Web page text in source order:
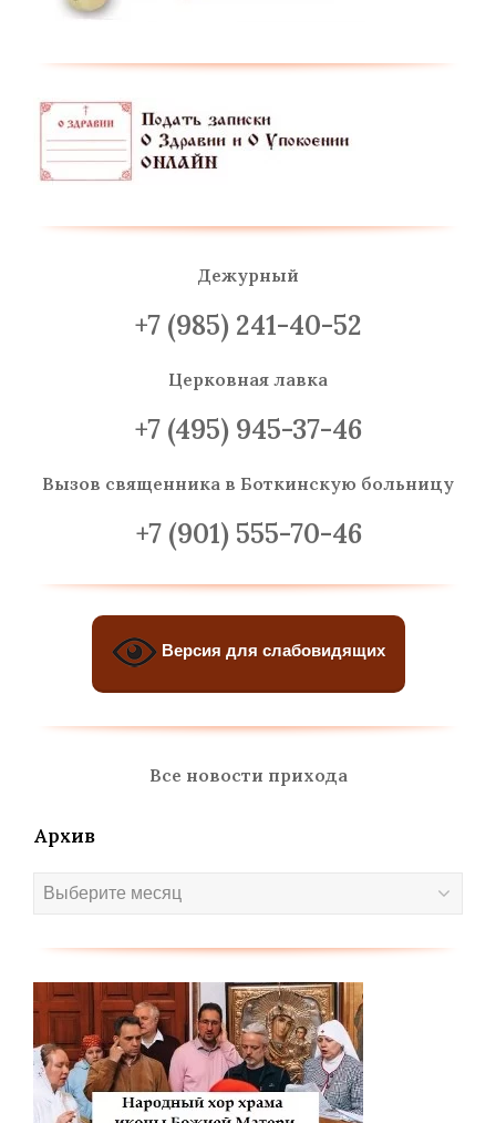
Дежурный
+7 (985) 241-40-52
Церковная лавка
+7 (495) 945-37-46
Вызов священника в Боткинскую больницу
+7 (901) 555-70-46
Версия для слабовидящих
Все новости прихода
Архив
Архив